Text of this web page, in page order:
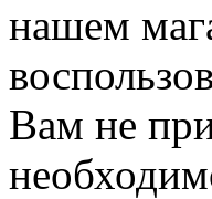
нашем
Вам не